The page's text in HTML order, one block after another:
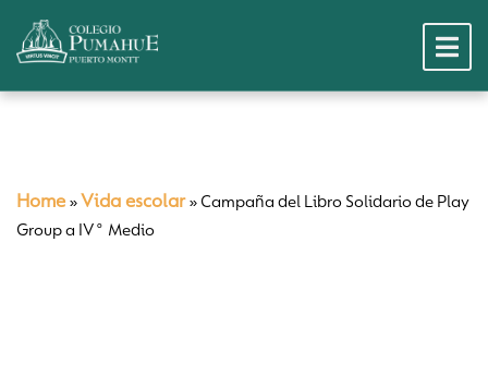
Home » Vida escolar» Campaña del Libro Solidario de Play
Group a IV° Medio